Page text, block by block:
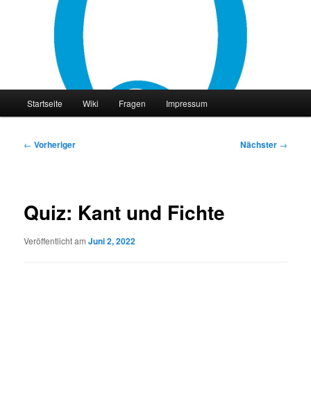
philocast
Startseite Wiki Fragen Impressum
Beitragsnavigation
← Vorheriger Nächster →
Quiz: Kant und Fichte
Veröffentlicht amJuni 2, 2022